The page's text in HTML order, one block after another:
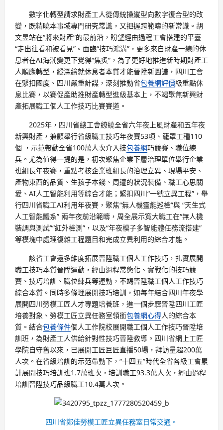
數字化轉型請求財產工人從傳統操縱型向數字復合型的改
變，既精曉本事域專門研究常識，又把握跨範疇的新常識。胡
文昱站在“將來財產”的最前沿，盼望經由過程工會搭建的平臺
“走出往看和被看見”。面臨“技巧鴻溝”，更多來自財產一線的休
息者在AI海潮變更下覺得“焦炙”，為了更好地推進新時期財產工
人順應轉型，縱深繪就休息者本質才能晉陞新圖譜，四川工會
在緊扣國度、四川嚴重計謀，深刻推動省包養網評價級重點休
息比賽，以賽促產助推財產轉型進級基本上，不竭聚焦新興財
產拓展職工個人工作技巧比賽賽道。
2025年，四川省總工會繚繞全省六年夜上風財產和五年夜
新興財產，兼顧舉行省級職工技巧年夜賽53項、籠罩工種110
個 ，示范帶動全省100萬人次介入技包養網巧競賽、職位練
兵。尤為值得一提的是，初次聚焦企業下層治理單位舉行企業
班組長年夜賽，重點考核企業班組長的治理立異、現場平安、
產物東西的品質、生孩子本錢、周遭的狀況裝備、職工心思關
愛、AI人工智能利用等綜合才能；緊扣四川“一號立異工程”，舉
行四川省職工AI利用年夜賽，聚焦“無人機靈能巡檢”與 “天生式
人工智能體系” 兩年夜前沿範疇，周全展示寬大職工在“無人機
裝調與測試”“紅外檢測”，以及“年夜模子多智能體任務流搭建”
等模塊中處理復雜工程題目和完成立異利用的綜合才能。
該省工會還多維度拓展晉陞職工個人工作技巧，扎實展開
職工技巧本質晉陞運動，經由過程常態化、實戰化的技巧競
賽、技巧培訓、職位練兵等運動，不竭晉陞職工個人工作技巧
綜合本質。同時多條理展開技巧培訓，如每年結合四川年夜學
展開四川勞模工匠人才專題培養班，進一個步驟晉陞四川工匠
培養對象、勞模工匠立異任務室領銜包養網心得人的綜合本
質。結合包養條件個人工作院校展開職工個人工作技巧晉陞培
訓班，為財產工人供給針對性技巧晉陞教導。四川省網上工匠
學院自守舊以來，已展開工匠巨匠直播50場，拜訪量超200萬
人次。在省級培訓的示范帶動下，“十四五”時代全省各級工會累
計展開技巧培訓班1.7萬班次，培訓職工93.3萬人次，經由過程
培訓晉陞技巧品級職工10.4萬人次。
四川省鄭佳勞模工匠立異任務室日常交通。